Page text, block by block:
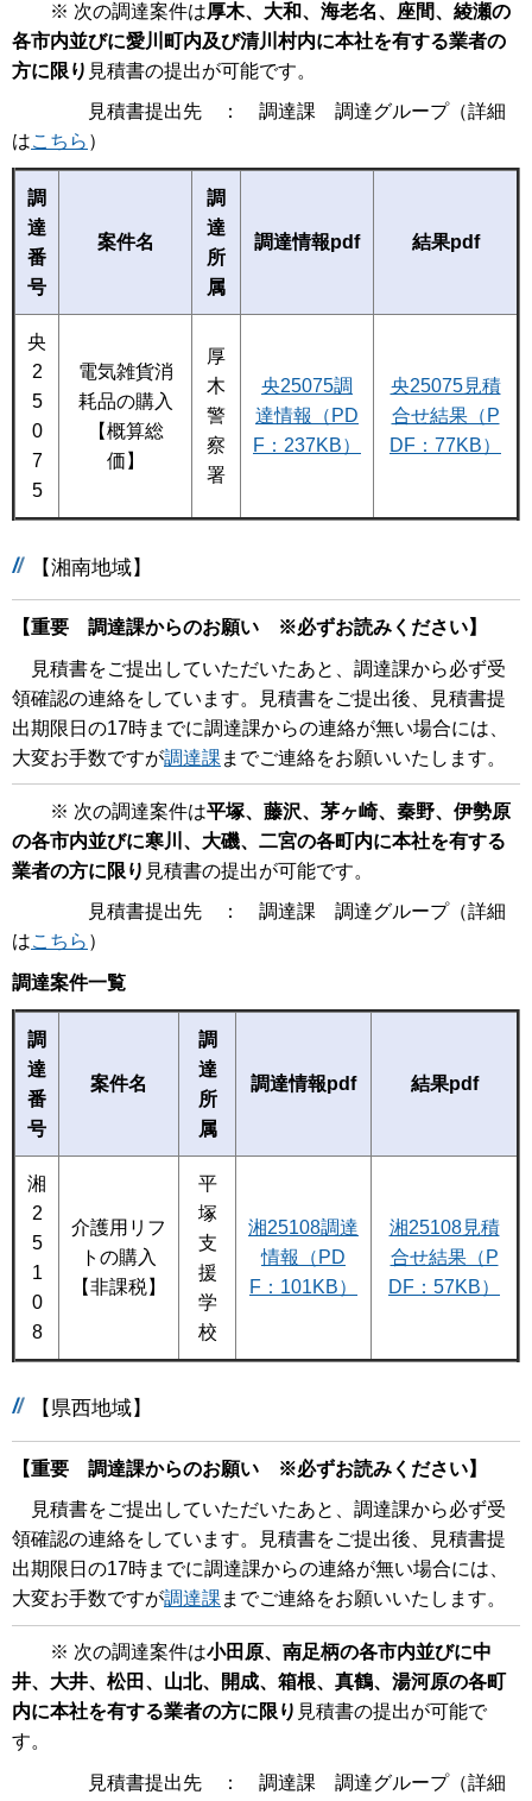
※ 次の調達案件は厚木、大和、海老名、座間、綾瀬の
各市内並びに愛川町内及び清川村内に本社を有する業者の
方に限り 見積書の提出が可能です。
見積書提出先 ： 調達課 調達グループ（詳細
はこちら ）
調
達
番
号
案件名
調
達
所
属
調達情報pdf 結果pdf
央
2
5
0
7
5
電気雑貨消
耗品の購入
【概算総
価】
厚
木
警
察
署
央25075調
達情報（PD
F：237KB）
央25075見積
合せ結果（P
DF：77KB）
【湘南地域】
【重要 調達課からのお願い ※必ずお読みください】
見積書をご提出していただいたあと、調達課から必ず受
領確認の連絡をしています。見積書をご提出後、見積書提
出期限日の17時までに調達課からの連絡が無い場合には、
大変お手数ですが調達課 までご連絡をお願いいたします。
※ 次の調達案件は平塚、藤沢、茅ヶ崎、秦野、伊勢原
の各市内並びに寒川、大磯、二宮の各町内に本社を有する
業者の方に限り 見積書の提出が可能です。
見積書提出先 ： 調達課 調達グループ（詳細
はこちら ）
調達案件一覧
調
達
番
号
案件名
調
達
所
属
調達情報pdf 結果pdf
湘
2
5
1
0
8
介護用リフ
トの購入
【非課税】
平
塚
支
援
学
校
湘25108調達
情報（PD
F：101KB）
湘25108見積
合せ結果（P
DF：57KB）
【県西地域】
【重要 調達課からのお願い ※必ずお読みください】
見積書をご提出していただいたあと、調達課から必ず受
領確認の連絡をしています。見積書をご提出後、見積書提
出期限日の17時までに調達課からの連絡が無い場合には、
大変お手数ですが調達課 までご連絡をお願いいたします。
※ 次の調達案件は小田原、南足柄の各市内並びに中
井、大井、松田、山北、開成、箱根、真鶴、湯河原の各町
内に本社を有する業者の方に限り 見積書の提出が可能で
す。
見積書提出先 ： 調達課 調達グループ（詳細